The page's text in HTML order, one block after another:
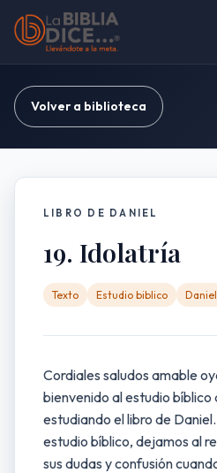
Volver a biblioteca
LIBRO DE DANIEL
19. Idolatría
Texto Estudio biblico Daniel
Cordiales saludos amable
bienvenido al estudio bíblico
estudiando el libro de
estudio bíblico, dejamos al
sus dudas y confusión